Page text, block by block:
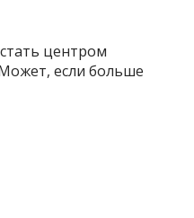
центром
если больше